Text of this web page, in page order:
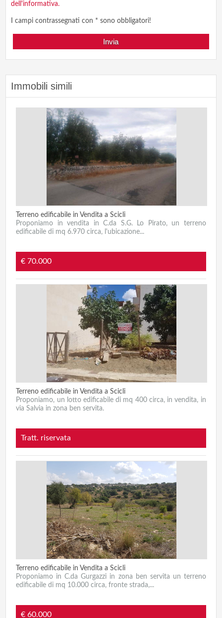
dell'informativa.
I campi contrassegnati con * sono obbligatori!
Immobili simili
Terreno edificabile in Vendita a Scicli
Proponiamo in vendita in C.da S.G. Lo Pirato, un terreno
edificabile di mq 6.970 circa, l'ubicazione...
€ 70.000
Terreno edificabile in Vendita a Scicli
Proponiamo, un lotto edificabile di mq 400 circa, in vendita, in
via Salvia in zona ben servita.
Tratt. riservata
Terreno edificabile in Vendita a Scicli
Proponiamo in C.da Gurgazzi in zona ben servita un terreno
edificabile di mq 10.000 circa, fronte strada,...
€ 60.000